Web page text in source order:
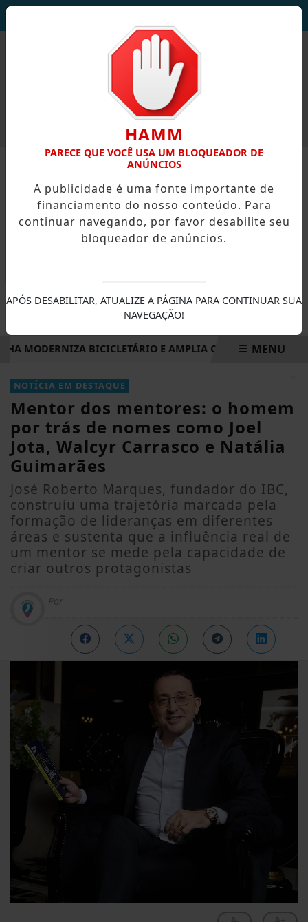
MODERNIZA BICICLETÁRIO E AMPLIA CAPACIDADE PARA
EM ALTA
MENU
NOTÍCIA EM DESTAQUE
Mentor dos mentores: o homem
por trás de nomes como Joel
Jota, Walcyr Carrasco e Natália
Guimarães
José Roberto Marques, fundador do IBC,
construiu uma trajetória marcada pela
formação de lideranças em diferentes
áreas e sustenta que a influência real de
um mentor se mede pela capacidade de
criar outros protagonistas
Por
HAMM
PARECE QUE VOCÊ USA UM BLOQUEADOR DE
ANÚNCIOS
A publicidade é uma fonte importante de
financiamento do nosso conteúdo. Para
continuar navegando, por favor desabilite seu
bloqueador de anúncios.
APÓS DESABILITAR, ATUALIZE A PÁGINA PARA CONTINUAR SUA
NAVEGAÇÃO!